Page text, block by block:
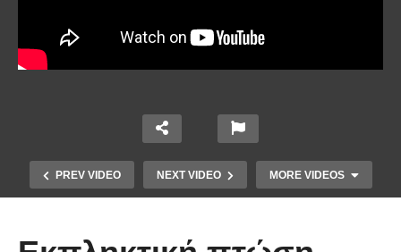
PREV VIDEO NEXT VIDEO MORE VIDEOS